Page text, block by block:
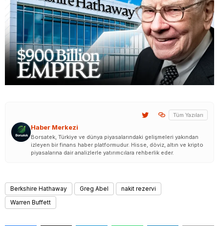
Haber Merkezi
Tüm Yazıları
Borsatek, Türkiye ve dünya piyasalarındaki gelişmeleri yakından
izleyen bir finans haber platformudur. Hisse, döviz, altın ve kripto
piyasalarına dair analizlerle yatırımcılara rehberlik eder.
Berkshire Hathaway Greg Abel
nakit rezervi
Warren Buffett